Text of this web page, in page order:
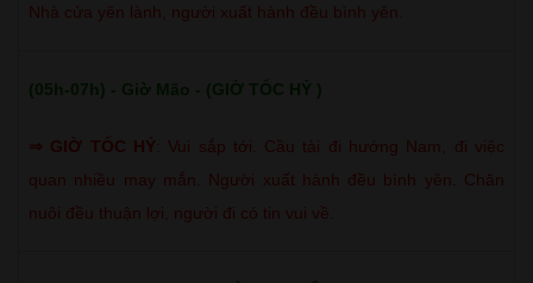
Nhà cửa yên lành, người xuất hành đều bình yên.
(05h-07h) - Giờ Mão - (GIỜ TỐC HỶ )
⇒ GIỜ TỐC HỶ
Vui sắp tới. Cầu tài đi hướng Nam, đi việc
quan nhiều may mắn. Người xuất hành đều bình yên. Chăn
nuôi đều thuận lợi, người đi có tin vui về.